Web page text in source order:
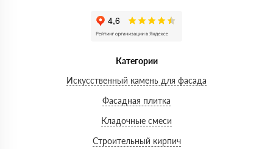
Категории
Искусственный камень для фасада
Фасадная плитка
Кладочные смеси
Строительный кирпич